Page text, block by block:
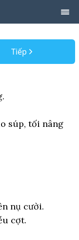
Tiếp
súp, tối nâng
nụ cười.
cợt.